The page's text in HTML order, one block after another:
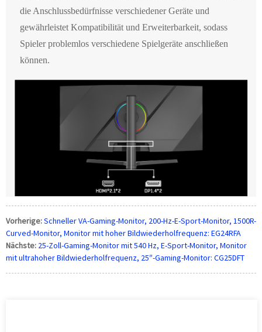
die Anschlussbedürfnisse verschiedener Geräte und
gewährleistet Kompatibilität und Erweiterbarkeit, sodass
Spieler problemlos verschiedene Spielgeräte anschließen
können.
Vorherige:Schneller VA-Gaming-Monitor, 200-Hz-E-Sport-Monitor, 1500R-
Curved-Monitor, Monitor mit hoher Bildwiederholfrequenz: EG24RFA
Nächste: 25-Zoll-Gaming-Monitor mit 540 Hz, E-Sport-Monitor, Monitor
mit ultrahoher Bildwiederholfrequenz, 25″-Gaming-Monitor: CG25DFT